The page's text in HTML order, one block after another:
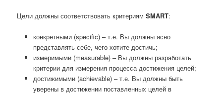
Цели должны соответствовать критериямSMART:
конкретными (specific) – т.е. Вы должны ясно
представлять себе, чего хотите достичь;
измеримыми (measurable) – Вы должны разработать
критерии для измерения процесса достижения целей;
достижимыми (achievable) – т.е. Вы должны быть
уверены в достижении поставленных целей в